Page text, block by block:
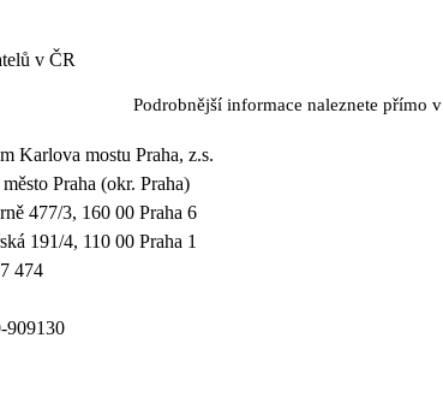
v ČR
Podrobnější informace naleznete přímo v
Karlova mostu Praha, z.s.
Praha (okr. Praha)
477/3, 160 00 Praha 6
191/4, 110 00 Praha 1
474
909130